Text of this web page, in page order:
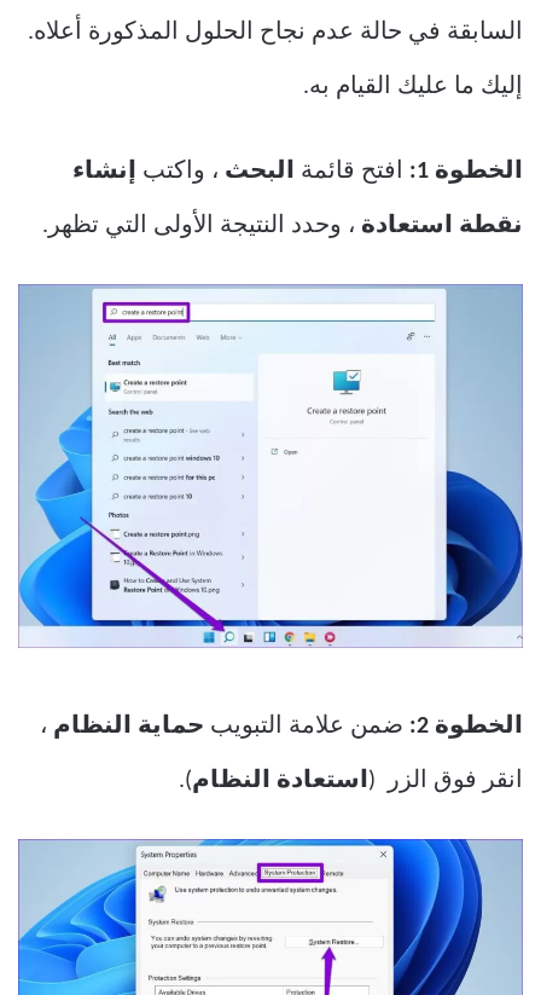
السابقة في حالة عدم نجاح الحلول المذكورة أعلاه.
إليك ما عليك القيام به.
الخطوة 1: افتح قائمة البحث ، واكتب إنشاء
نقطة استعادة ، وحدد النتيجة الأولى التي تظهر.
الخطوة 2: ضمن علامة التبويب حماية النظام ،
انقر فوق الزر (استعادة النظام).